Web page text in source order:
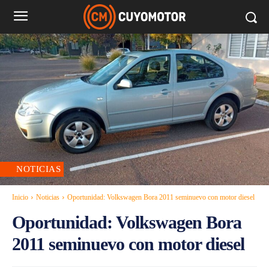
NOTICIAS
Inicio Noticias Oportunidad: Volkswagen Bora 2011 seminuevo con motor diesel
Oportunidad: Volkswagen Bora
2011 seminuevo con motor diesel